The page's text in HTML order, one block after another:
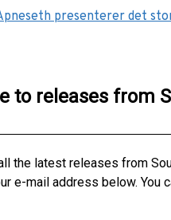
presenterer det
to releases from
the latest releases from
e-mail address below. You